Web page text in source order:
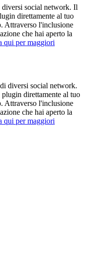
social network. Il
direttamente al tuo
Attraverso l'inclusione
che hai aperto la
qui per maggiori
diversi social network.
direttamente al tuo
Attraverso l'inclusione
che hai aperto la
qui per maggiori